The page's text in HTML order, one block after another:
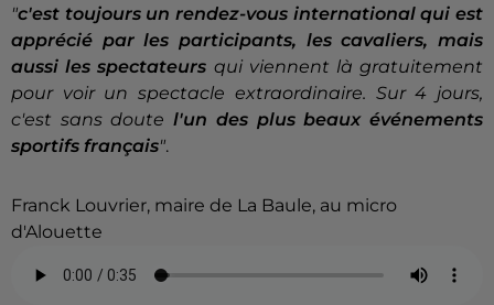
"c'est toujours un rendez-vous international qui est
apprécié par les participants, les cavaliers, mais
aussi les spectateurs qui viennent là gratuitement
pour voir un spectacle extraordinaire. Sur 4 jours,
c'est sans doutel'un des plus beaux événements
sportifs français".
Franck Louvrier, maire de La Baule, au micro
d'Alouette